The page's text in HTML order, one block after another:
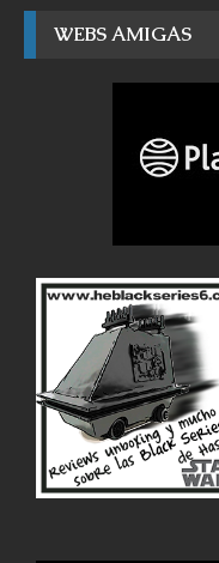
WEBS AMIGAS